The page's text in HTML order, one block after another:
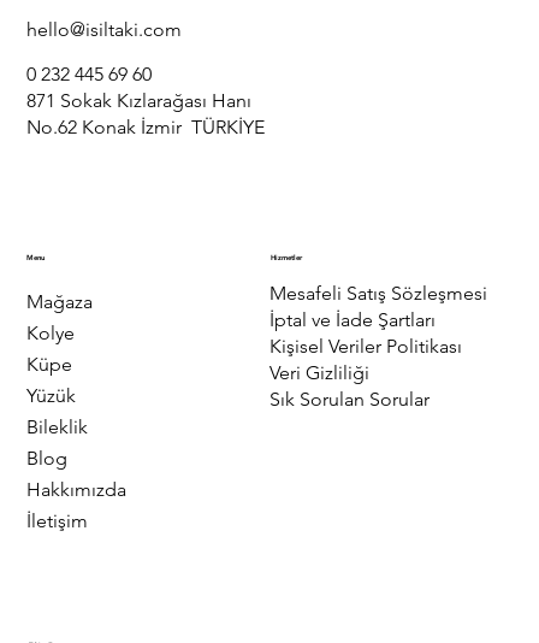
hello@isiltaki.com
0 232 445 69 60
871 Sokak Kızlarağası Hanı
No.62 Konak İzmir TÜRKİYE
Menu
Mağaza
Kolye
Küpe
Yüzük
Bileklik
Blog
Hakkımızda
İletişim
Hizmetler
Mesafeli Satış Sözleşmesi
İptal ve İade Şartları
Kişisel Veriler Politikası
Veri Gizliliği
Sık Sorulan Sorular